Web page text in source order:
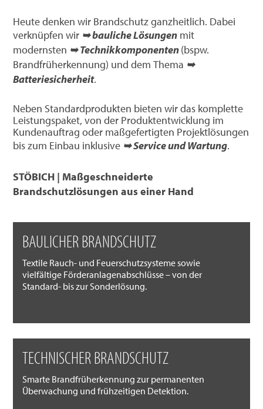
Heute denken wir Brandschutz ganzheitlich. Dabei
verknüpfen wir ➥ bauliche Lösungen mit
modernsten ➥ Technikkomponenten(bspw.
Brandfrüherkennung) und dem Thema ➥
Batteriesicherheit.
Neben Standardprodukten bieten wir das komplette
Leistungspaket, von der Produktentwicklung im
Kundenauftrag oder maßgefertigten Projektlösungen
bis zum Einbau inklusive ➥ Service und Wartung.
STÖBICH | Maßgeschneiderte
Brandschutzlösungen aus einer Hand
BAULICHER BRANDSCHUTZ
Textile Rauch- und Feuerschutzsysteme sowie
vielfältige Förderanlagenabschlüsse – von der
Standard- bis zur Sonderlösung.
TECHNISCHER BRANDSCHUTZ
Smarte Brandfrüherkennung zur permanenten
Überwachung und frühzeitigen Detektion.